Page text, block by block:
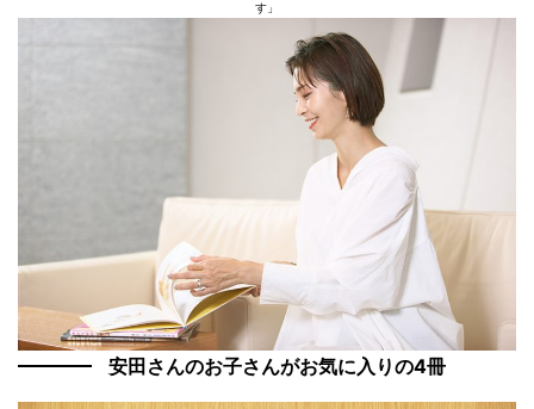
す」
安田さんのお子さんがお気に入りの4冊